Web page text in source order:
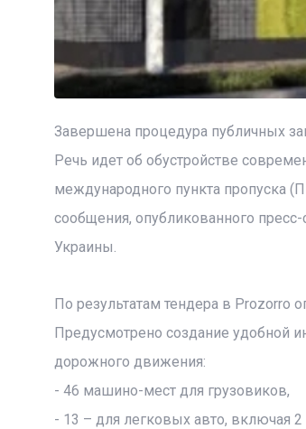
Завершена процедура публичных
Речь идет об обустройстве
международного пункта
сообщения, опубликованного
Украины.
По результатам тендера в
Предусмотрено создание удобной
дорожного движения:
- 46 машино-мест для грузовиков,
- 13 – для легковых авто, включая